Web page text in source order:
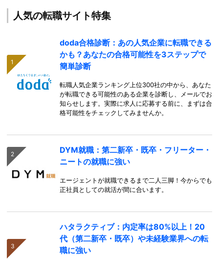
人気の転職サイト特集
doda合格診断：あの人気企業に転職できる
かも？あなたの合格可能性を3ステップで
簡単診断
転職人気企業ランキング上位300社の中から、あなた
が転職できる可能性のある企業を診断し、メールでお
知らせします。実際に求人に応募する前に、まずは合
格可能性をチェックしてみませんか。
DYM就職：第二新卒・既卒・フリーター・
ニートの就職に強い
エージェントが就職できるまで二人三脚！今からでも
正社員としての就活が間に合います。
ハタラクティブ：内定率は80%以上！20
代（第二新卒・既卒）や未経験業界への転
職に強い